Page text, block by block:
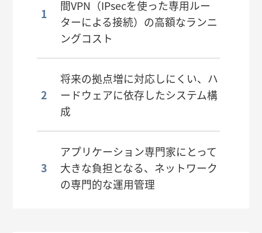
間VPN（IPsecを使った専用ルー
ターによる接続）の高額なランニ
ングコスト
将来の拠点増に対応しにくい、ハ
ードウェアに依存したシステム構
成
アプリケーション専門家にとって
大きな負担となる、ネットワーク
の専門的な運用管理